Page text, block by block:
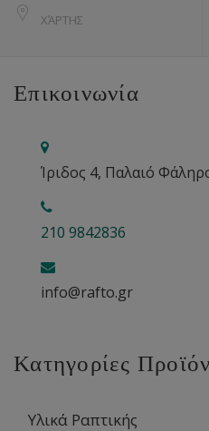
ΧΆΡΤΗΣ
Επικοινωνία
Ίριδος 4, Παλαιό
210 9842836
info@rafto.gr
Κατηγορίες
Υλικά Ραπτικής